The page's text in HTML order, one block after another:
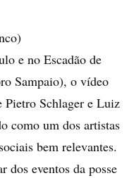
e no Escadão de
Sampaio), o vídeo
Pietro Schlager e Luiz
como um dos artistas
bem relevantes.
dos eventos da posse